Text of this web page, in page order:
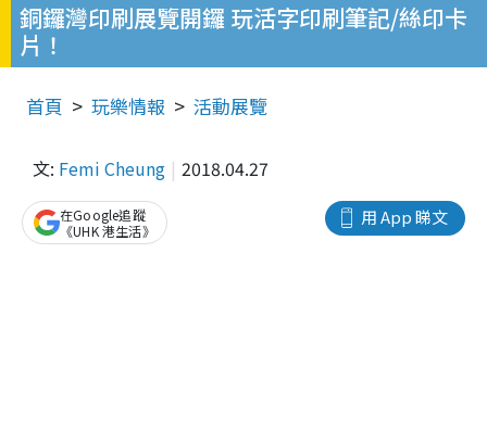
銅鑼灣印刷展覽開鑼 玩活字印刷筆記/絲印卡
片！
首頁 玩樂情報 活動展覽
文: Femi Cheung 2018.04.27
用 App 睇文
在Google追蹤
《UHK 港生活》